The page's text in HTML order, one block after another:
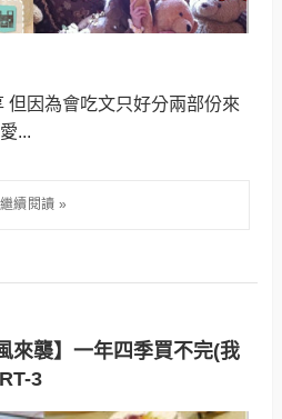
但因為會吃文只好分兩部份來
...
來襲】一年四季買不完(我
3